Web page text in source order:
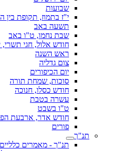
שבועות
י"ז בתמוז, תקופת בין
תשעה באב
שבת נחמו, ט"ו באב
חודש אלול, חגי תשרי,
ראש השנה
צום גדליה
יום הכיפורים
סוכות, שמחת תורה
חודש כסלו, חנוכה
עשרה בטבת
ט"ו בשבט
חודש אדר, ארבעת
פורים
תנ"ך
תנ"ך - מאמרים